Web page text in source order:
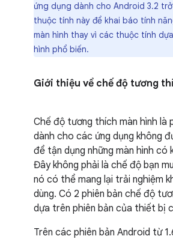
ứng dụng dành cho Android 3.2
thuộc tính này để khai báo tính
màn hình thay vì các thuộc tính
hình phổ biến.
Giới thiệu về chế độ tương
Chế độ tương thích màn hình là
dành cho các ứng dụng không
để tận dụng những màn hình có
Đây không phải là chế độ bạn
nó có thể mang lại trải nghiệm
dùng. Có 2 phiên bản chế độ
dựa trên phiên bản của thiết bị
Trên các phiên bản Android từ